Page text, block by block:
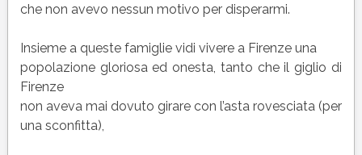
che non avevo nessun motivo per disperarmi.
Insieme a queste famiglie vidi vivere a Firenze una
popolazione gloriosa ed onesta, tanto che il giglio di
Firenze
non aveva mai dovuto girare con l’asta rovesciata (per
una sconfitta),